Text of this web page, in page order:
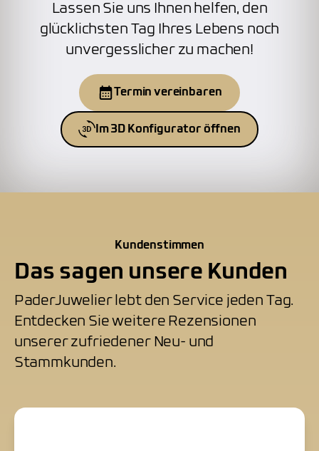
Lassen Sie uns Ihnen helfen, den
glücklichsten Tag Ihres Lebens noch
unvergesslicher zu machen!
Termin vereinbaren
Im 3D Konfigurator öffnen
Kundenstimmen
Das sagen unsere Kunden
PaderJuwelier lebt den Service jeden Tag.
Entdecken Sie weitere Rezensionen
unserer zufriedener Neu- und
Stammkunden.